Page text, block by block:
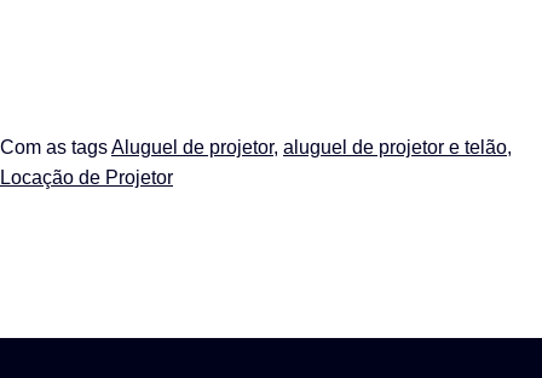
Com as tagsAluguel de projetor, aluguel de projetor e telão,
Locação de Projetor